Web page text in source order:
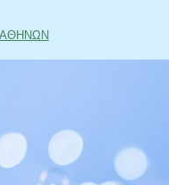
ΑΘΗΝΩΝ